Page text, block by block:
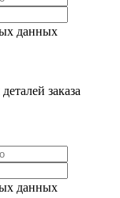
данных
заказа
данных